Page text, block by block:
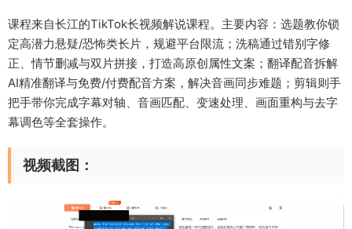
课程来自长江的TikTok长视频解说课程。主要内容：选题教你锁
定高潜力悬疑/恐怖类长片，规避平台限流；洗稿通过错别字修
正、情节删减与双片拼接，打造高原创属性文案；翻译配音拆解
AI精准翻译与免费/付费配音方案，解决音画同步难题；剪辑则手
把手带你完成字幕对轴、音画匹配、变速处理、画面重构与去字
幕调色等全套操作。
视频截图：